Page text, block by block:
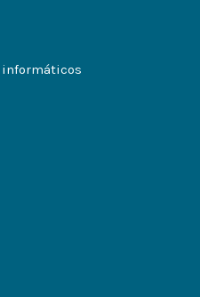
informáticos